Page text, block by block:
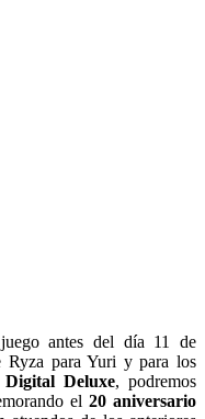
antes del día 11 de
Ryza para Yuri y para los
Digital Deluxe, podremos
el 20 aniversario